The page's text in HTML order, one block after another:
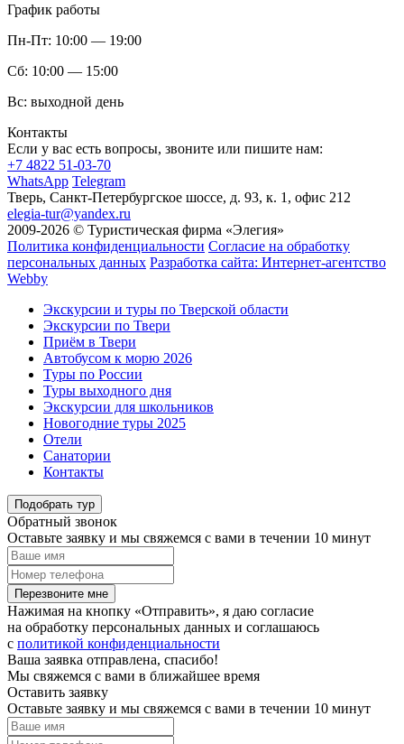
График работы
Пн-Пт: 10:00 — 19:00
Сб: 10:00 — 15:00
Вс: выходной день
Контакты
Если у вас есть вопросы, звоните или пишите нам:
+7 4822 51-03-70
WhatsApp Telegram
Тверь, Санкт-Петербургское шоссе, д. 93, к. 1, офис 212
elegia-tur@yandex.ru
2009-2026 © Туристическая фирма «Элегия»
Политика конфиденциальности Согласие на обработку
персональных данных Разработка сайта: Интернет-агентство
Webby
Экскурсии и туры по Тверской области
Экскурсии по Твери
Приём в Твери
Автобусом к морю 2026
Туры по России
Туры выходного дня
Экскурсии для школьников
Новогодние туры 2025
Отели
Санатории
Контакты
Подобрать тур
Обратный звонок
Оставьте заявку и мы свяжемся с вами в течении 10 минут
Перезвоните мне
Нажимая на кнопку «Отправить», я даю согласие
на обработку персональных данных и соглашаюсь
c политикой конфиденциальности
Ваша заявка отправлена, спасибо!
Мы свяжемся с вами в ближайшее время
Оставить заявку
Оставьте заявку и мы свяжемся с вами в течении 10 минут